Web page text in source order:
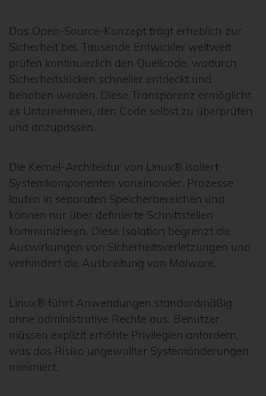
Das Open-Source-Konzept trägt erheblich zur
Sicherheit bei. Tausende Entwickler weltweit
prüfen kontinuierlich den Quellcode, wodurch
Sicherheitslücken schneller entdeckt und
behoben werden. Diese Transparenz ermöglicht
es Unternehmen, den Code selbst zu überprüfen
und anzupassen.
Die Kernel-Architektur von Linux® isoliert
Systemkomponenten voneinander. Prozesse
laufen in separaten Speicherbereichen und
können nur über definierte Schnittstellen
kommunizieren. Diese Isolation begrenzt die
Auswirkungen von Sicherheitsverletzungen und
verhindert die Ausbreitung von Malware.
Linux® führt Anwendungen standardmäßig
ohne administrative Rechte aus. Benutzer
müssen explizit erhöhte Privilegien anfordern,
was das Risiko ungewollter Systemänderungen
minimiert.